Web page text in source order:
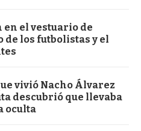
en el vestuario de
los futbolistas y el
vivió Nacho Álvarez
descubrió que llevaba
oculta